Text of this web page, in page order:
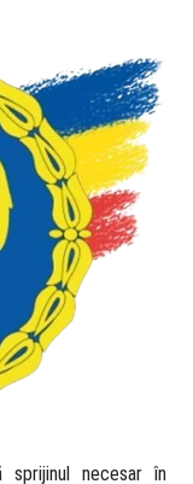
necesar în